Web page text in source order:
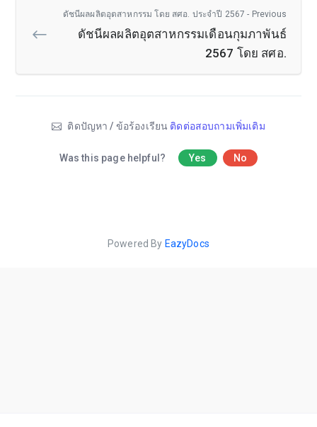
ดัชนีผลผลิตอุตสาหกรรม โดย สศอ. ประจำปี 2567 - Previous
ดัชนีผลผลิตอุตสาหกรรมเดือนกุมภาพันธ์
2567 โดย สศอ.
ติดปัญหา / ข้อร้องเรียน ติดต่อสอบถามเพิ่มเติม
Was this page helpful? Yes No
Powered By EazyDocs